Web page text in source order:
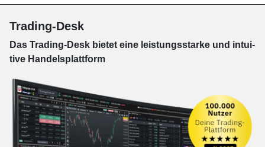
Trading-Desk
Das Trading-Desk bie­tet eine leis­tungs­star­ke und in­tui­
tive Han­dels­platt­form